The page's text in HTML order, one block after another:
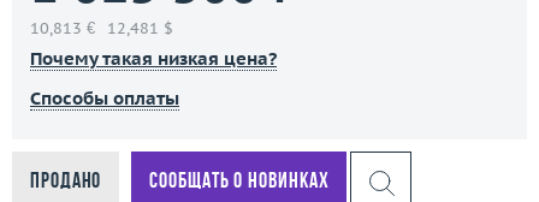
10,813 € 12,481 $
Почему такая низкая цена?
Способы оплаты
Продано Сообщать о новинках